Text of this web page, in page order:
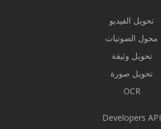
تحويل الفيديو
محول الصوتيات
تحويل وثيقة
تحويل صورة
OCR
Developers API